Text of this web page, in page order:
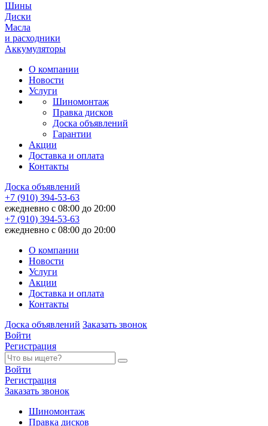
Шины
Диски
Масла
и расходники
Аккумуляторы
О компании
Новости
Услуги
Шиномонтаж
Правка дисков
Доска объявлений
Гарантии
Акции
Доставка и оплата
Контакты
Доска объявлений
+7 (910) 394-53-63
ежедневно с 08:00 до 20:00
+7 (910) 394-53-63
ежедневно с 08:00 до 20:00
О компании
Новости
Услуги
Акции
Доставка и оплата
Контакты
Доска объявлений Заказать звонок
Войти
Регистрация
Войти
Регистрация
Заказать звонок
Шиномонтаж
Правка дисков